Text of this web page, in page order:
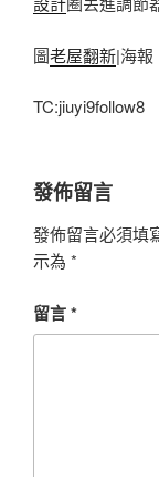
圖老屋翻新|海報
TC:jiuyi9follow8
發佈留言
發佈留言必須填
示為 *
留言*